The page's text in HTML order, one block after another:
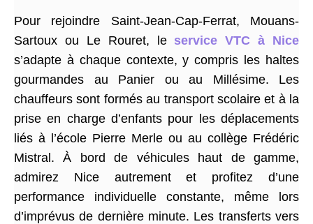
Pour rejoindre Saint-Jean-Cap-Ferrat, Mouans-
Sartoux ou Le Rouret, le service VTC à Nice
s’adapte à chaque contexte, y compris les haltes
gourmandes au Panier ou au Millésime. Les
chauffeurs sont formés au transport scolaire et à la
prise en charge d’enfants pour les déplacements
liés à l’école Pierre Merle ou au collège Frédéric
Mistral. À bord de véhicules haut de gamme,
admirez Nice autrement et profitez d’une
performance individuelle constante, même lors
d’imprévus de dernière minute. Les transferts vers